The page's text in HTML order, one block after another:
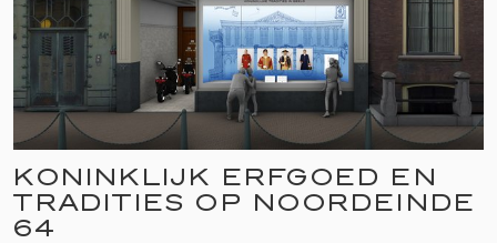
KONINKLIJK ERFGOED EN
TRADITIES OP NOORDEINDE
64